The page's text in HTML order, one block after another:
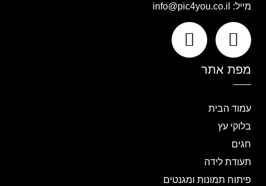
מפת אתר
עמוד הבית
בלוקי עץ
חגים
תעודת לידה
פיתוח תמונות ומגנטים
מייל: info@pic4you.co.il